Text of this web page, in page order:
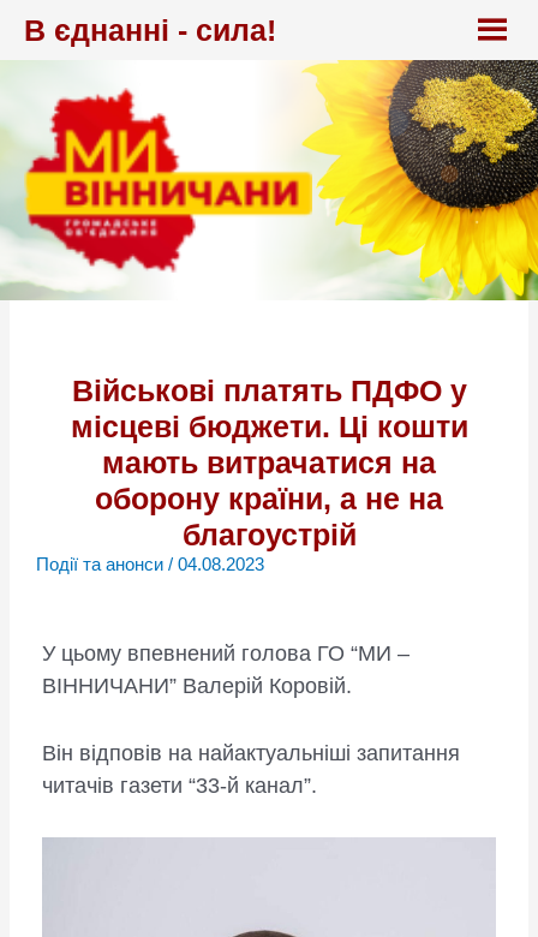
В єднанні - сила!
Військові платять ПДФО у
місцеві бюджети. Ці кошти
мають витрачатися на
оборону країни, а не на
благоустрій
Події та анонси/ 04.08.2023
У цьому впевнений голова ГО “МИ –
ВІННИЧАНИ” Валерій Коровій.
Він відповів на найактуальніші запитання
читачів газети “33-й канал”.